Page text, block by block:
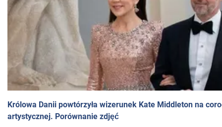
Królowa Danii powtórzyła wizerunek Kate Middleton na
artystycznej. Porównanie zdjęć